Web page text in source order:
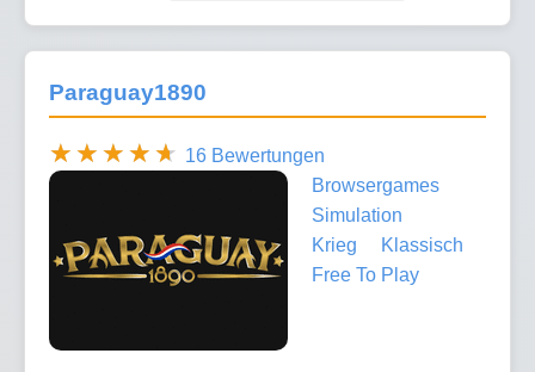
Paraguay1890
16 Bewertungen
Browsergames
Simulation
Krieg
Klassisch
Free To Play